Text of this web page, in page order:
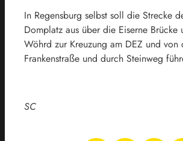
In Regensburg selbst soll die Strecke
Domplatz aus über die Eiserne Brücke
Wöhrd zur Kreuzung am DEZ und
Frankenstraße und durch Steinweg
SC